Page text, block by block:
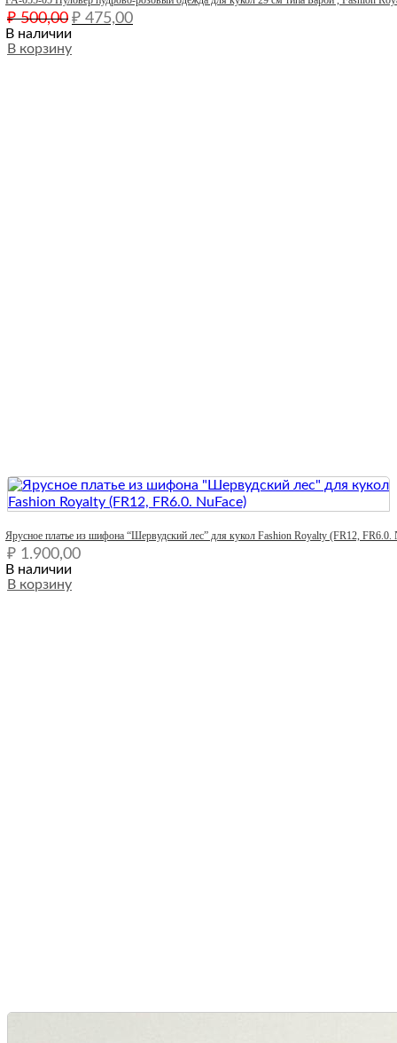
₽500,00 Первоначальная
составляла
₽ 475,00Текущая
В наличии
В корзину
Ярусное платье из шифона “Шервудский лес” для кукол Fashion Royalty (FR12, FR6.0.
₽ 1.900,00
В наличии
В корзину